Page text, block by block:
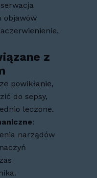
objawów
z
powikłanie,
do sepsy,
leczone.
:
narządów